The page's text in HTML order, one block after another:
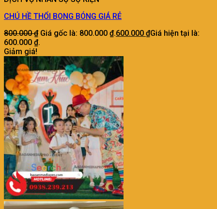
CHÚ HỀ THỔI BONG BÓNG GIÁ RẺ
800.000₫ Giá gốc là: 800.000 ₫.600.000 ₫Giá hiện tại là:
600.000 ₫.
Giảm giá!